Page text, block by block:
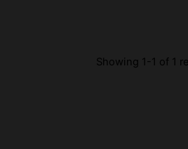
Showing 1-1 of 1